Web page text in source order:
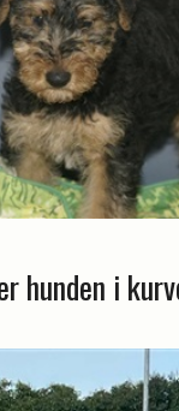
hunden i